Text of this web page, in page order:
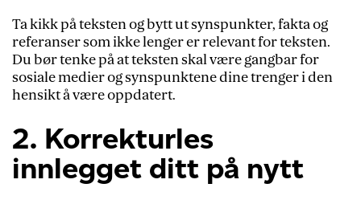
Ta kikk på teksten og bytt ut synspunkter, fakta og
referanser som ikke lenger er relevant for teksten.
Du bør tenke på at teksten skal være gangbar for
sosiale medier og synspunktene dine trenger i den
hensikt å være oppdatert.
2. Korrekturles
innlegget ditt på nytt